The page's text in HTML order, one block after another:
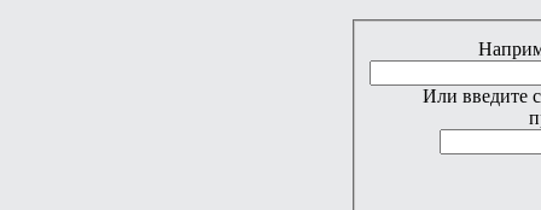
Или введите